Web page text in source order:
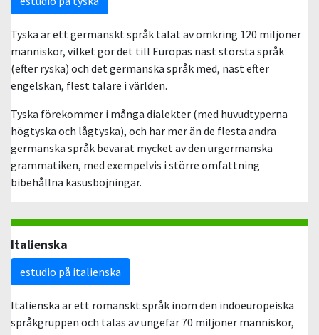
Tyska är ett germanskt språk talat av omkring 120 miljoner
människor, vilket gör det till Europas näst största språk
(efter ryska) och det germanska språk med, näst efter
engelskan, flest talare i världen.
Tyska förekommer i många dialekter (med huvudtyperna
högtyska och lågtyska), och har mer än de flesta andra
germanska språk bevarat mycket av den urgermanska
grammatiken, med exempelvis i större omfattning
bibehållna kasusböjningar.
Italienska
estudio på italienska
Italienska är ett romanskt språk inom den indoeuropeiska
språkgruppen och talas av ungefär 70 miljoner människor,